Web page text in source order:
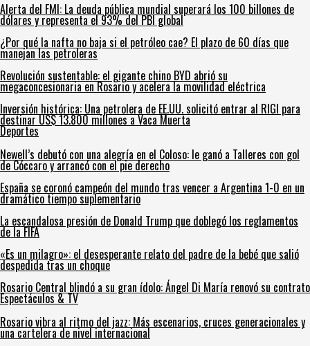
Alerta del FMI: La deuda pública mundial superará los 100 billones de
dólares y representa el 93% del PBI global
¿Por qué la nafta no baja si el petróleo cae? El plazo de 60 días que
manejan las petroleras
Revolución sustentable: el gigante chino BYD abrió su
megaconcesionaria en Rosario y acelera la movilidad eléctrica
Inversión histórica: Una petrolera de EE.UU. solicitó entrar al RIGI para
destinar US$ 13.800 millones a Vaca Muerta
Deportes
Newell’s debutó con una alegría en el Coloso: le ganó a Talleres con gol
de Cóccaro y arrancó con el pie derecho
España se coronó campeón del mundo tras vencer a Argentina 1-0 en un
dramático tiempo suplementario
La escandalosa presión de Donald Trump que doblegó los reglamentos
de la FIFA
«Es un milagro»: el desesperante relato del padre de la bebé que salió
despedida tras un choque
Rosario Central blindó a su gran ídolo: Ángel Di María renovó su contrato
Espectáculos & TV
Rosario vibra al ritmo del jazz: Más escenarios, cruces generacionales y
una cartelera de nivel internacional